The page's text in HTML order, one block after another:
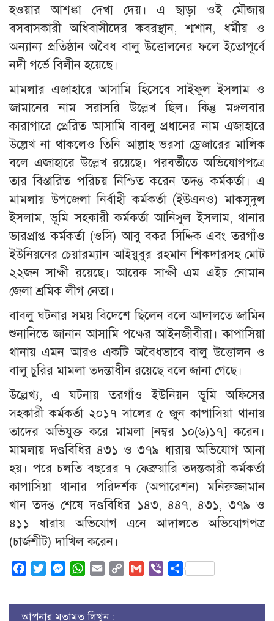
হওয়ার আশঙ্কা দেখা দেয়। এ ছাড়া ওই মৌজায়
বসবাসকারী অধিবাসীদের কবরস্থান, শ্মশান, ধর্মীয় ও
অন্যান্য প্রতিষ্ঠান অবৈধ বালু উত্তোলনের ফলে ইতোপূর্বে
নদী গর্ভে বিলীন হয়েছে।
মামলার এজাহারে আসামি হিসেবে সাইফুল ইসলাম ও
জামানের নাম সরাসরি উল্লেখ ছিল। কিন্তু মঙ্গলবার
কারাগারে প্রেরিত আসামি বাবলু প্রধানের নাম এজাহারে
উল্লেখ না থাকলেও তিনি আল্লাহ ভরসা ড্রেজারের মালিক
বলে এজাহারে উল্লেখ রয়েছে। পরবর্তীতে অভিযোগপত্রে
তার বিস্তারিত পরিচয় নিশ্চিত করেন তদন্ত কর্মকর্তা। এ
মামলায় উপজেলা নির্বাহী কর্মকর্তা (ইউএনও) মাকসুদুল
ইসলাম, ভূমি সহকারী কর্মকর্তা আনিসুল ইসলাম, থানার
ভারপ্রাপ্ত কর্মকর্তা (ওসি) আবু বকর সিদ্দিক এবং তরগাঁও
ইউনিয়নের চেয়ারম্যান আইয়ুবুর রহমান শিকদারসহ মোট
২২জন সাক্ষী রয়েছে। আরেক সাক্ষী এম এইচ নোমান
জেলা শ্রমিক লীগ নেতা।
বাবলু ঘটনার সময় বিদেশে ছিলেন বলে আদালতে জামিন
শুনানিতে জানান আসামি পক্ষের আইনজীবীরা। কাপাসিয়া
থানায় এমন আরও একটি অবৈধভাবে বালু উত্তোলন ও
বালু চুরির মামলা তদন্তাধীন রয়েছে বলে জানা গেছে।
উল্লেখ্য, এ ঘটনায় তরগাঁও ইউনিয়ন ভূমি অফিসের
সহকারী কর্মকর্তা ২০১৭ সালের ৫ জুন কাপাসিয়া থানায়
তাদের অভিযুক্ত করে মামলা [নম্বর ১০(৬)১৭] করেন।
মামলায় দণ্ডবিধির ৪৩১ ও ৩৭৯ ধারায় অভিযোগ আনা
হয়। পরে চলতি বছরের ৭ ফেব্রুয়ারি তদন্তকারী কর্মকর্তা
কাপাসিয়া থানার পরিদর্শক (অপারেশন) মনিরুজ্জামান
খান তদন্ত শেষে দণ্ডবিধির ১৪৩, ৪৪৭, ৪৩১, ৩৭৯ ও
৪১১ ধারায় অভিযোগ এনে আদালতে অভিযোগপত্র
(চার্জশীট) দাখিল করেন।
FacebookTwitterMessenger
WhatsApp
Email
Copy
Gmail ViberShare
আপনার মতামত লিখুন :